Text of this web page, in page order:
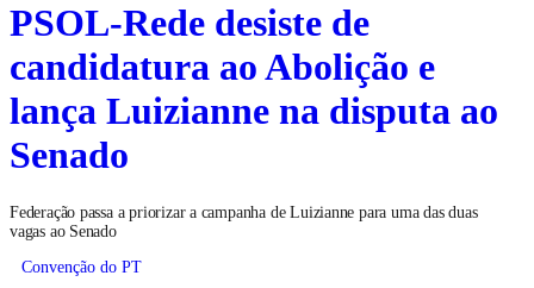
PSOL-Rede desiste de
candidatura ao Abolição e
lança Luizianne na disputa ao
Senado
Federação passa a priorizar a campanha de Luizianne para uma das duas
vagas ao Senado
Convenção do PT